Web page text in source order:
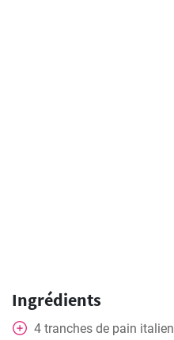
Ingrédients
4 tranches de pain italien